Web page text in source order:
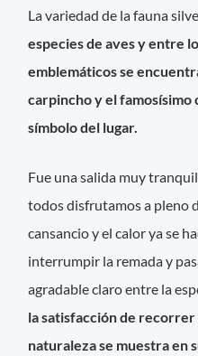
La variedad de la fauna
especies de aves y entre
emblemáticos se
carpincho y el famosísimo
símbolo del lugar.
Fue una salida muy
todos disfrutamos a pleno
cansancio y el calor ya se
interrumpir la remada y
agradable claro entre la
la satisfacción de recorrer
naturaleza se muestra en